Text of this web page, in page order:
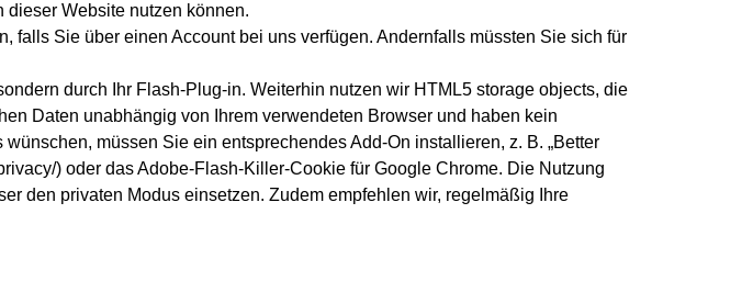
Website nutzen können.
Sie über einen Account bei uns verfügen. Andernfalls müssten Sie sich für
durch Ihr Flash-Plug-in. Weiterhin nutzen wir HTML5 storage objects, die
Daten unabhängig von Ihrem verwendeten Browser und haben kein
müssen Sie ein entsprechendes Add-On installieren, z. B. „Better
) oder das Adobe-Flash-Killer-Cookie für Google Chrome. Die Nutzung
den privaten Modus einsetzen. Zudem empfehlen wir, regelmäßig Ihre